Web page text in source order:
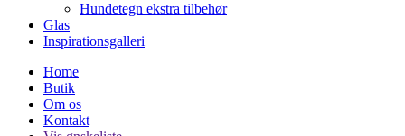
Hundetegn ekstra tilbehør
Glas
Inspirationsgalleri
Home
Butik
Om os
Kontakt